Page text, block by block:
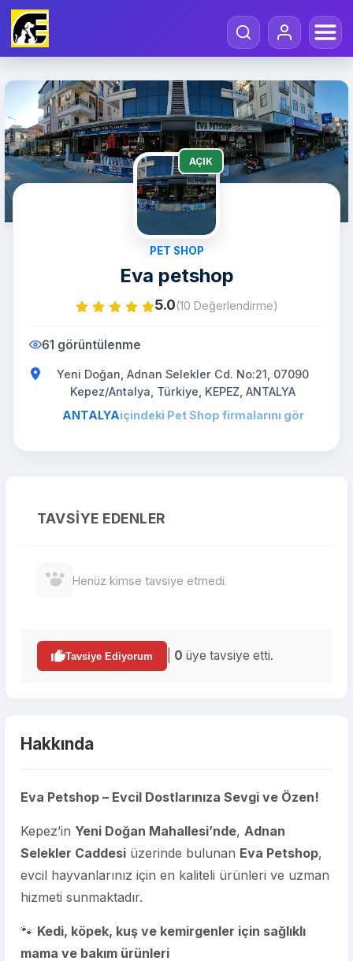
AÇIK
PET SHOP
Eva petshop
5.0(10 Değerlendirme)
61 görüntülenme
Yeni Doğan, Adnan Selekler Cd. No:21, 07090
Kepez/Antalya, Türkiye, KEPEZ, ANTALYA
ANTALYAiçindeki Pet Shop firmalarını gör
TAVSIYE EDENLER
Henüz kimse tavsiye etmedi.
Tavsiye Ediyorum 0 üye tavsiye etti.
Hakkında
Eva Petshop – Evcil Dostlarınıza Sevgi ve Özen!
Kepez’in Yeni Doğan Mahallesi’nde, Adnan
Selekler Caddesi üzerinde bulunan Eva Petshop,
evcil hayvanlarınız için en kaliteli ürünleri ve uzman
hizmeti sunmaktadır.
🐾 Kedi, köpek, kuş ve kemirgenler için sağlıklı
mama ve bakım ürünleri